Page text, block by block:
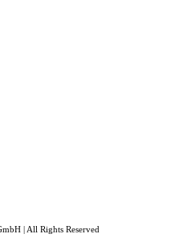
| All Rights Reserved